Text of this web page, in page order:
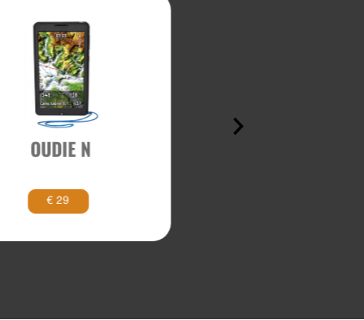
OUDIE N
€ 29